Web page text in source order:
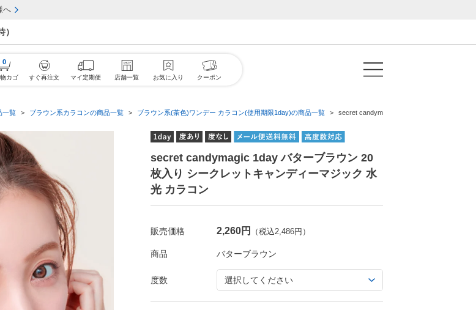
へ
一覧 ブラウン系カラコンの商品一覧 ブラウン系(茶色)ワンデー カラコン(使用期限1day)の商品一覧 secret candymagic 1day バターブラウン 20
secret candymagic 1day バターブラウン 20
枚入り シークレットキャンディーマジック 水
光 カラコン
販売価格 2,260円 （税込2,486円）
商品
度数
0
カゴ すぐ再注文 マイ定期便 店舗一覧 お気に入り クーポン